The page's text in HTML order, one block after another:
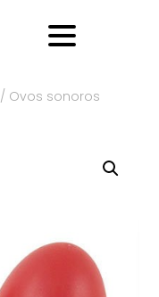
/ Ovos sonoros